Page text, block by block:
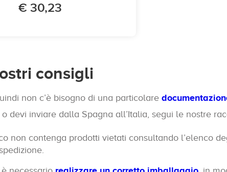
€ 30,23
consigli
non c’è bisogno di una particolare
devi inviare dalla Spagna all’Italia, segui le nostre
non contenga prodotti vietati consultando l’elenco